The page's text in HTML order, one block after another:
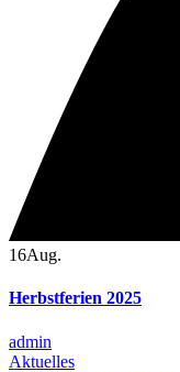
16Aug.
Herbstferien 2025
admin
Aktuelles